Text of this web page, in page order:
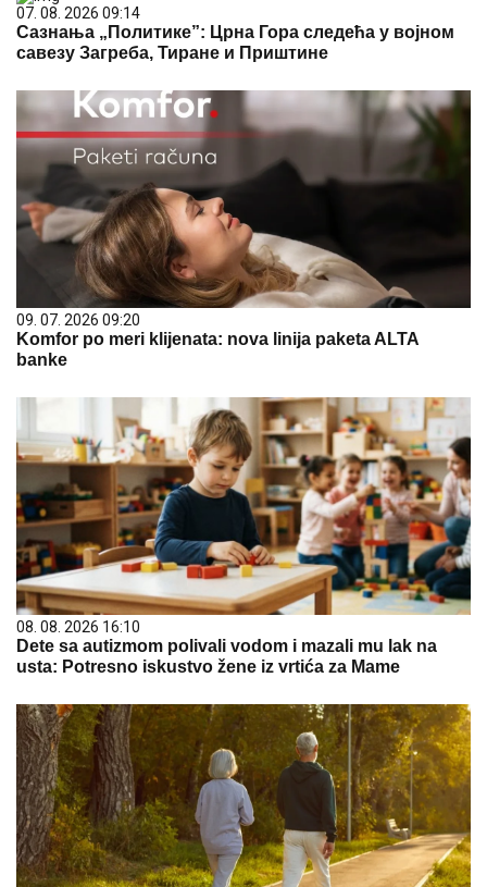
07. 08. 2026 09:14
Сазнања „Политике”: Црна Гора следећа у војном
савезу Загреба, Тиране и Приштине
09. 07. 2026 09:20
Komfor po meri klijenata: nova linija paketa ALTA
banke
08. 08. 2026 16:10
Dete sa autizmom polivali vodom i mazali mu lak na
usta: Potresno iskustvo žene iz vrtića za Mame